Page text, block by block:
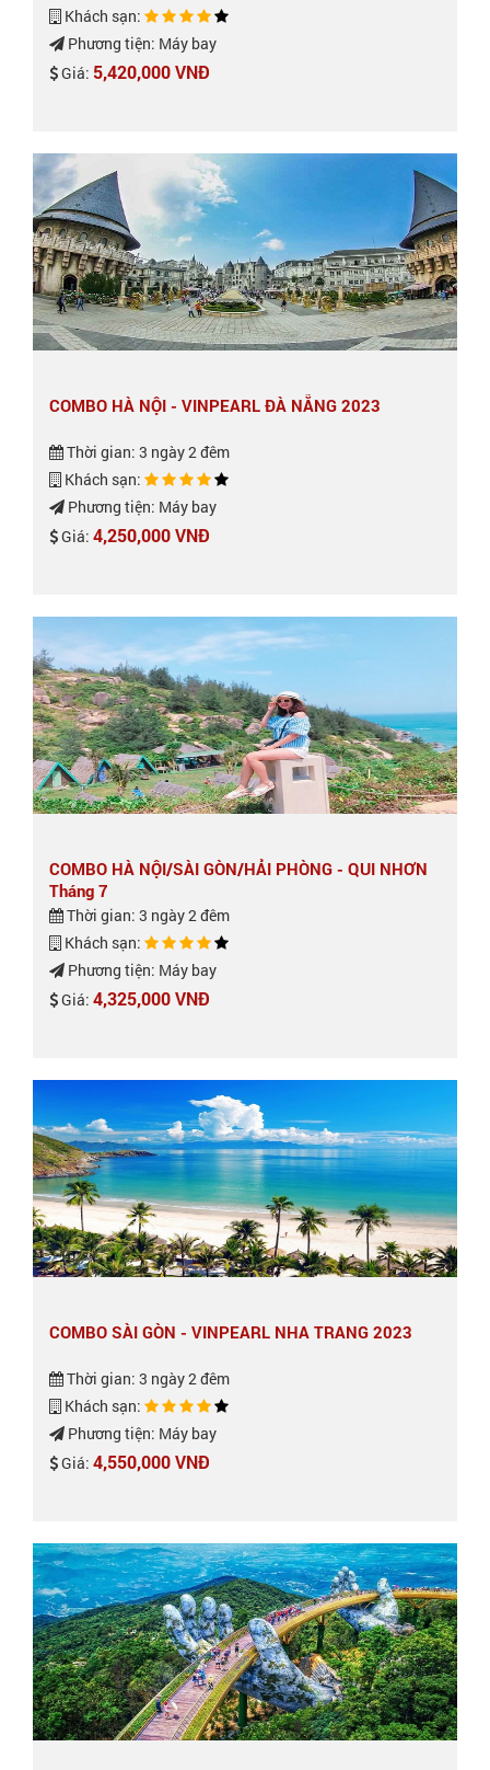
Khách sạn:
Phương tiện: Máy bay
Giá: 5,420,000 VNĐ
COMBO HÀ NỘI - VINPEARL ĐÀ NẴNG 2023
Thời gian: 3 ngày 2 đêm
Khách sạn:
Phương tiện: Máy bay
Giá: 4,250,000 VNĐ
COMBO HÀ NỘI/SÀI GÒN/HẢI PHÒNG - QUI NHƠN
Tháng 7
Thời gian: 3 ngày 2 đêm
Khách sạn:
Phương tiện: Máy bay
Giá: 4,325,000 VNĐ
COMBO SÀI GÒN - VINPEARL NHA TRANG 2023
Thời gian: 3 ngày 2 đêm
Khách sạn:
Phương tiện: Máy bay
Giá: 4,550,000 VNĐ